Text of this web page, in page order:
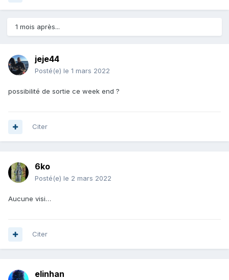
1 mois après...
jeje44
Posté(e) le 1 mars 2022
possibilité de sortie ce week end ?
Citer
6ko
Posté(e) le 2 mars 2022
Aucune visi…
Citer
elinhan